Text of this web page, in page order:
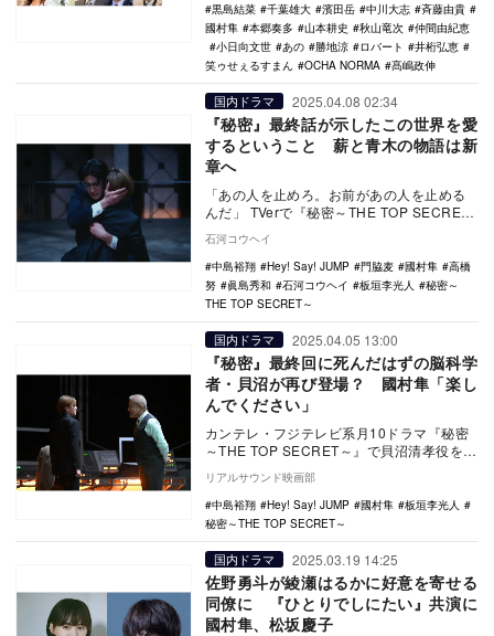
黒島結菜
千葉雄大 濱田岳 中川大志
斉藤由貴
國村隼
本郷奏多 山本耕史 秋山竜次
仲間由紀恵
小日向文世
あの 勝地涼 ロバート
井桁弘恵
笑ゥせぇるすまん
OCHA NORMA 髙嶋政伸
国内ドラマ 2025.04.08 02:34
『秘密』最終話が示したこの世界を愛
するということ 薪と青木の物語は新
章へ
「あの人を止めろ。お前があの人を止める
んだ」 TVerで『秘密～THE TOP SECRET
石河コウヘイ
中島裕翔
Hey! Say! JUMP 門脇麦 國村隼
高橋
努
眞島秀和 石河コウヘイ 板垣李光人
秘密～
THE TOP SECRET～
国内ドラマ 2025.04.05 13:00
『秘密』最終回に死んだはずの脳科学
者・貝沼が再び登場？ 國村隼「楽し
んでください」
カンテレ・フジテレビ系月10ドラマ『秘密
～THE TOP SECRET～』で貝沼清孝役を演
じている國村隼よりコメントが到着した。
…
リアルサウンド映画部
中島裕翔
Hey! Say! JUMP 國村隼
板垣李光人
秘密～THE TOP SECRET～
国内ドラマ 2025.03.19 14:25
佐野勇斗が綾瀬はるかに好意を寄せる
同僚に 『ひとりでしにたい』共演に
國村隼、松坂慶子